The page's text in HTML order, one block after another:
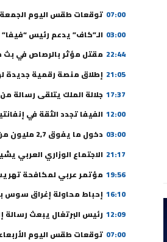
07:00 توقعات طقس اليوم
03:00 الـ”كاف” يدعم رئيس “فيفا”
22:44 مقتل مؤثر بالرصاص في بث
21:05 إطلاق منصة رقمية جديدة
17:37 جلالة الملك يتلقى رسالة
12:00 الفيفا تجدد الثقة في
03:00 دخول ما يفوق 2,7 مليون من الجالية
21:17 الاجتماع الوزاري العربي
19:56 مؤتمر عربي لمكافحة تهريب
16:10 إحباط محاولة إغراق سوس
12:09 رئيس البرتغال يبعث رسالة
07:00 توقعات طقس اليوم